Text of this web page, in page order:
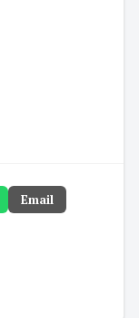
Email